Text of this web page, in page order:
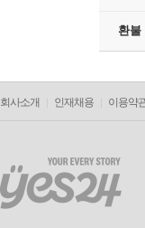
환불
회사소개 인재채용 이용약